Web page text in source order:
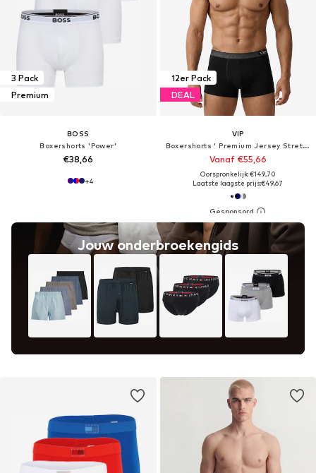
3 Pack
Premium
BOSS
Boxershorts 'Power'
€38,66
+4
Jouw onderbroekengids
12er Pack
DEAL
VIP
Boxershorts ' Premium Jersey Stretch '
Vanaf €55,66
Oorspronkelijk: €149,70
Laatste laagste prijs:€49,67